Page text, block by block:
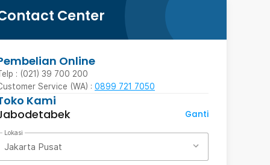
Center
Online
: (021) 39 700 200
Service (WA) : 0899 721 7050
Kami
Ganti
Lokasi
Jakarta Pusat